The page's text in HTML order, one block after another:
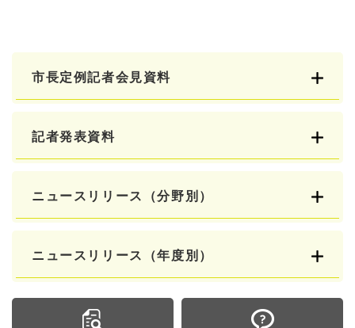
市長定例記者会見資料
記者発表資料
ニュースリリース（分野別）
ニュースリリース（年度別）